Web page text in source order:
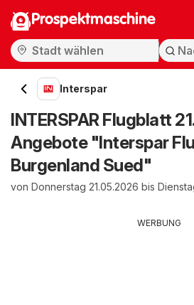
Prospektmaschine
Interspar
INTERSPAR Flugblatt
Angebote "Interspar
Burgenland Sued"
von Donnerstag 21.05.2026 bis
WERBUNG